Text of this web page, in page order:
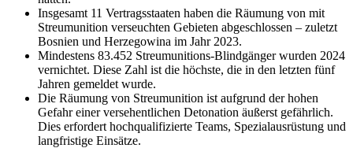
Insgesamt 11 Vertragsstaaten haben die Räumung von mit
Streumunition verseuchten Gebieten abgeschlossen – zuletzt
Bosnien und Herzegowina im Jahr 2023.
Mindestens 83.452 Streumunitions-Blindgänger wurden 2024
vernichtet. Diese Zahl ist die höchste, die in den letzten fünf
Jahren gemeldet wurde.
Die Räumung von Streumunition ist aufgrund der hohen
Gefahr einer versehentlichen Detonation äußerst gefährlich.
Dies erfordert hochqualifizierte Teams, Spezialausrüstung und
langfristige Einsätze.